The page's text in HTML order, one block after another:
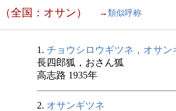
（全国：オサン） → 類似呼称
1. チョウシロウギツネ，オサン
長四郎狐，おさん狐
高志路 1935年
2. オサンギツネ